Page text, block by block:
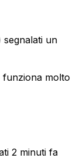
segnalati un
funziona molto
2 minuti fa